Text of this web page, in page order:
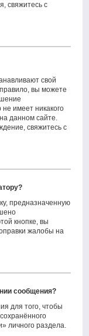
свяжитесь с
свой
вы можете
имеет никакого
данном сайте.
свяжитесь с
предназначенную
кнопке, вы
жалобы на
сообщения?
для того, чтобы
личного раздела.